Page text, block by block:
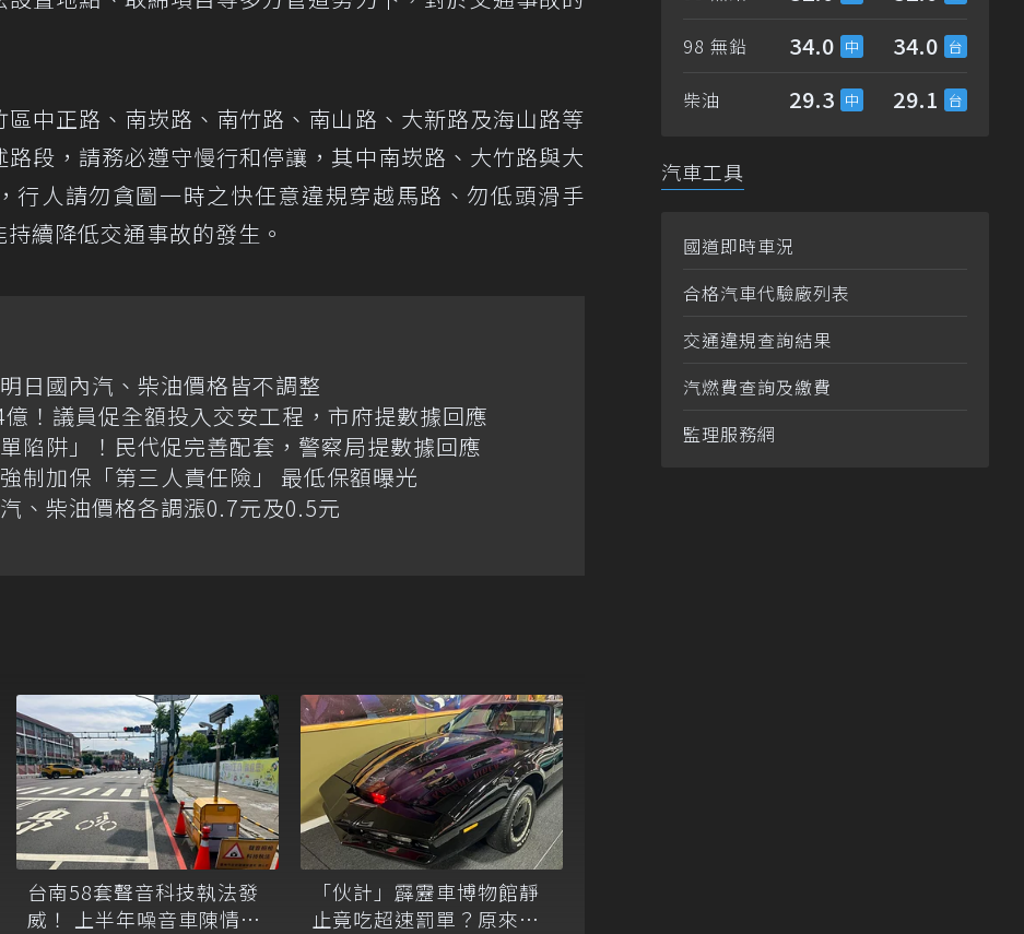
中正路、南崁路、南竹路、南山路、大新路及海山路等
段，請務必遵守慢行和停讓，其中南崁路、大竹路與大
行人請勿貪圖一時之快任意違規穿越馬路、勿低頭滑手
續降低交通事故的發生。
日國內汽、柴油價格皆不調整
！議員促全額投入交安工程，市府提數據回應
陷阱」！民代促完善配套，警察局提數據回應
制加保「第三人責任險」 最低保額曝光
、柴油價格各調漲0.7元及0.5元
台南58套聲音科技執法發
威！ 上半年噪音車陳情大
「伙計」霹靂車博物館靜
止竟吃超速罰單？原來是
98 無鉛 34.0 34.0
柴油 29.3 29.1
汽車工具
國道即時車況
合格汽車代驗廠列表
交通違規查詢結果
汽燃費查詢及繳費
監理服務網